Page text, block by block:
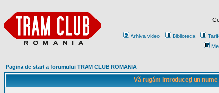
Arhiva video Biblioteca
Pagina de start a forumului TRAM CLUB ROMANIA
Vă rugăm introduceţi un